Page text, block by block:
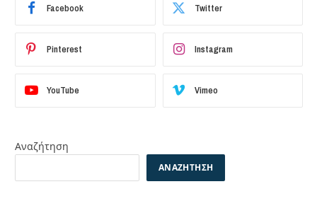
Facebook Twitter
Pinterest Instagram
YouTube Vimeo
Αναζήτηση
ΑΝΑΖΉΤΗΣΗ